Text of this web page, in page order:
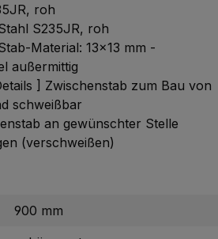
roh
S235JR, roh
Material: 13x13 mm -
außermittig
] Zwischenstab zum Bau von
schweißbar
an gewünschter Stelle
(verschweißen)
900 mm